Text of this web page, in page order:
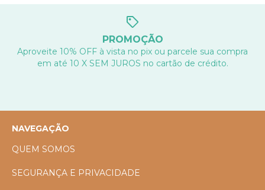
PROMOÇÃO
Aproveite 10% OFF à vista no pix ou parcele sua compra
em até 10 X SEM JUROS no cartão de crédito.
NAVEGAÇÃO
QUEM SOMOS
SEGURANÇA E PRIVACIDADE